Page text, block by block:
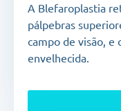
A Blefaroplastia
pálpebras
campo de visão, e
envelhecida.